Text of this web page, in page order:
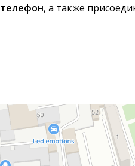
телефон, а также